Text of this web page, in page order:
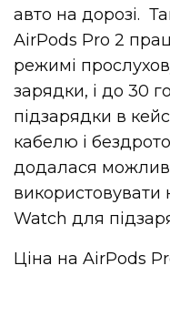
авто на дорозі.
AirPods Pro 2
режимі
зарядки, і до 30
підзарядки в
кабелю і
додалася
використовувати
Watch для
Ціна на AirPods